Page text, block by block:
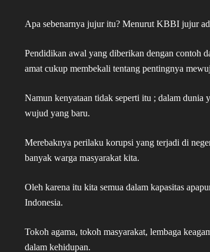
Apa sebenarnya jujur itu? Menurut KBBI jujur
Pendidikan awal yang diberikan dengan contoh
amat cukup membekali tentang pentingnya
Namun kenyataan tidak seperti itu ; dalam
wujud yang baru.
Merebaknya perilaku korupsi yang terjadi di
banyak warga masyarakat kita.
Oleh karena itu kita semua dalam kapasitas
Indonesia.
Tokoh agama, tokoh masyarakat, lembaga
dalam kehidupan.